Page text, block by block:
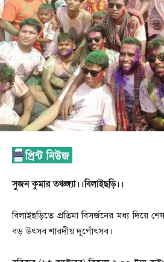
সুজন কুমার তঞ্চঙ্গ্যা।।বিলাইছড়ি।।
বিলাইছড়িতে প্রতিমা বিসর্জনের মধ্য দিয়ে
বড় উৎসব শারদীয় দূর্গোৎসব।